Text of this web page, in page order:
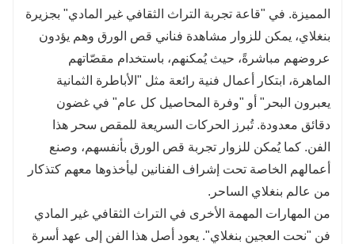
المميزة. في "قاعة تجربة التراث الثقافي غير المادي" بجزيرة
بنغلاي، يمكن للزوار مشاهدة فناني قص الورق وهم يؤدون
عروضهم مباشرةً، حيث يُمكنهم، باستخدام مقصّاتهم
الماهرة، ابتكار أعمال فنية رائعة مثل "الأباطرة الثمانية
يعبرون البحر" أو "وفرة المحاصيل كل عام" في غضون
دقائق معدودة. تُبرز الحركات السريعة للمقص سحر هذا
الفن. كما يُمكن للزوار تجربة قص الورق بأنفسهم، وصنع
أعمالهم الخاصة تحت إشراف الفنانين ليأخذوها معهم كتذكار
من عالم بنغلاي الساحر.
من المهارات المهمة الأخرى في التراث الثقافي غير المادي
فن "نحت العجين بنغلاي". يعود أصل هذا الفن إلى عهد أسرة